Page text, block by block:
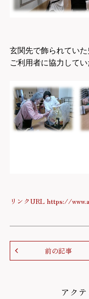
玄関先で飾られてい
ご利用者に協力してい
リンクURL https://
前の記事
アク